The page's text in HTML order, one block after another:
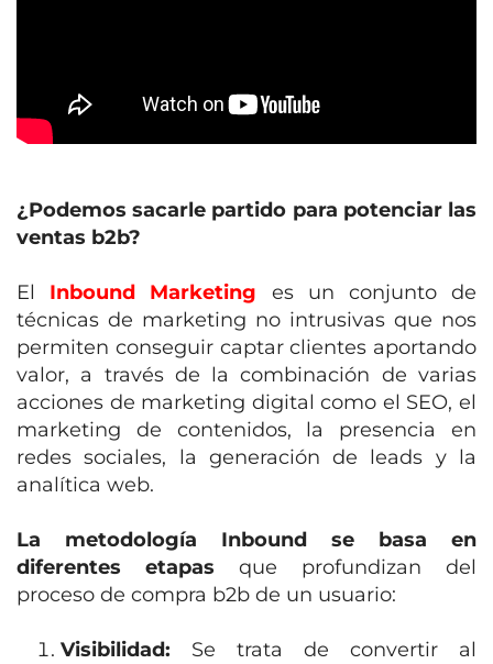
¿Podemos sacarle partido para potenciar las
ventas b2b?
El Inbound Marketing es un conjunto de
técnicas de marketing no intrusivas que nos
permiten conseguir captar clientes aportando
valor, a través de la combinación de varias
acciones de marketing digital como el SEO, el
marketing de contenidos, la presencia en
redes sociales, la generación de leads y la
analítica web.
La metodología Inbound se basa en
diferentes etapas que profundizan del
proceso de compra b2b de un usuario:
Visibilidad: Se trata de convertir al